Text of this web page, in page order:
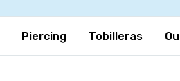
Piercing Tobilleras